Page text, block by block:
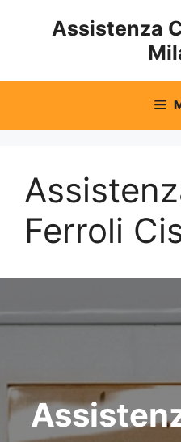
Assistenza
Ferroli